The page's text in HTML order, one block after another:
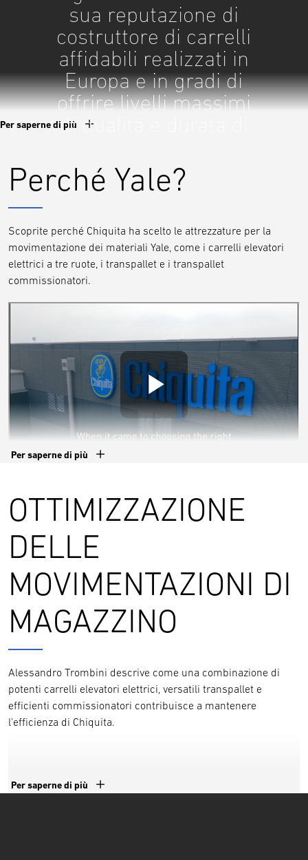
sua reputazione di
costruttore di carrelli
affidabili realizzati in
Europa e in gradi di
offrire livelli massimi
di qualità e durata di
Roberto Galdoni,
Responsabile del
Roberto Galdoni Responsabile
del centro di distribuzione
Per saperne di più
Perché Yale?
Scoprite perché Chiquita ha scelto le attrezzature per la
movimentazione dei materiali Yale, come i carrelli elevatori
elettrici a tre ruote, i transpallet e i transpallet
commissionatori.
Per saperne di più
OTTIMIZZAZIONE
DELLE
MOVIMENTAZIONI DI
MAGAZZINO
Alessandro Trombini descrive come una combinazione di
potenti carrelli elevatori elettrici, versatili transpallet e
efficienti commissionatori contribuisce a mantenere
l'efficienza di Chiquita.
Per saperne di più